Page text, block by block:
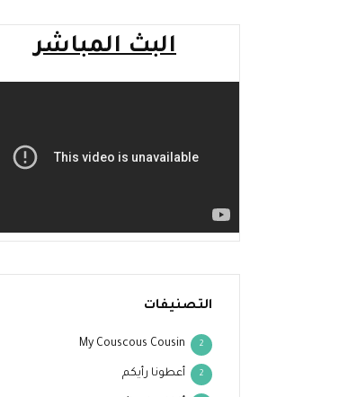
البث المباشر
التصنيفات
My Couscous Cousin 2
أعطونا رأيكم 2